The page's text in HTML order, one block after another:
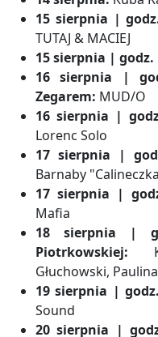
15 sierpnia |
TUTAJ & MACIEJ
15 sierpnia |
16 sierpnia |
Zegarem: MUD/O
16 sierpnia |
Lorenc Solo
17 sierpnia |
Barnaby
17 sierpnia |
Mafia
18 sierpnia |
Piotrkowskiej:
Głuchowski,
19 sierpnia |
Sound
20 sierpnia |